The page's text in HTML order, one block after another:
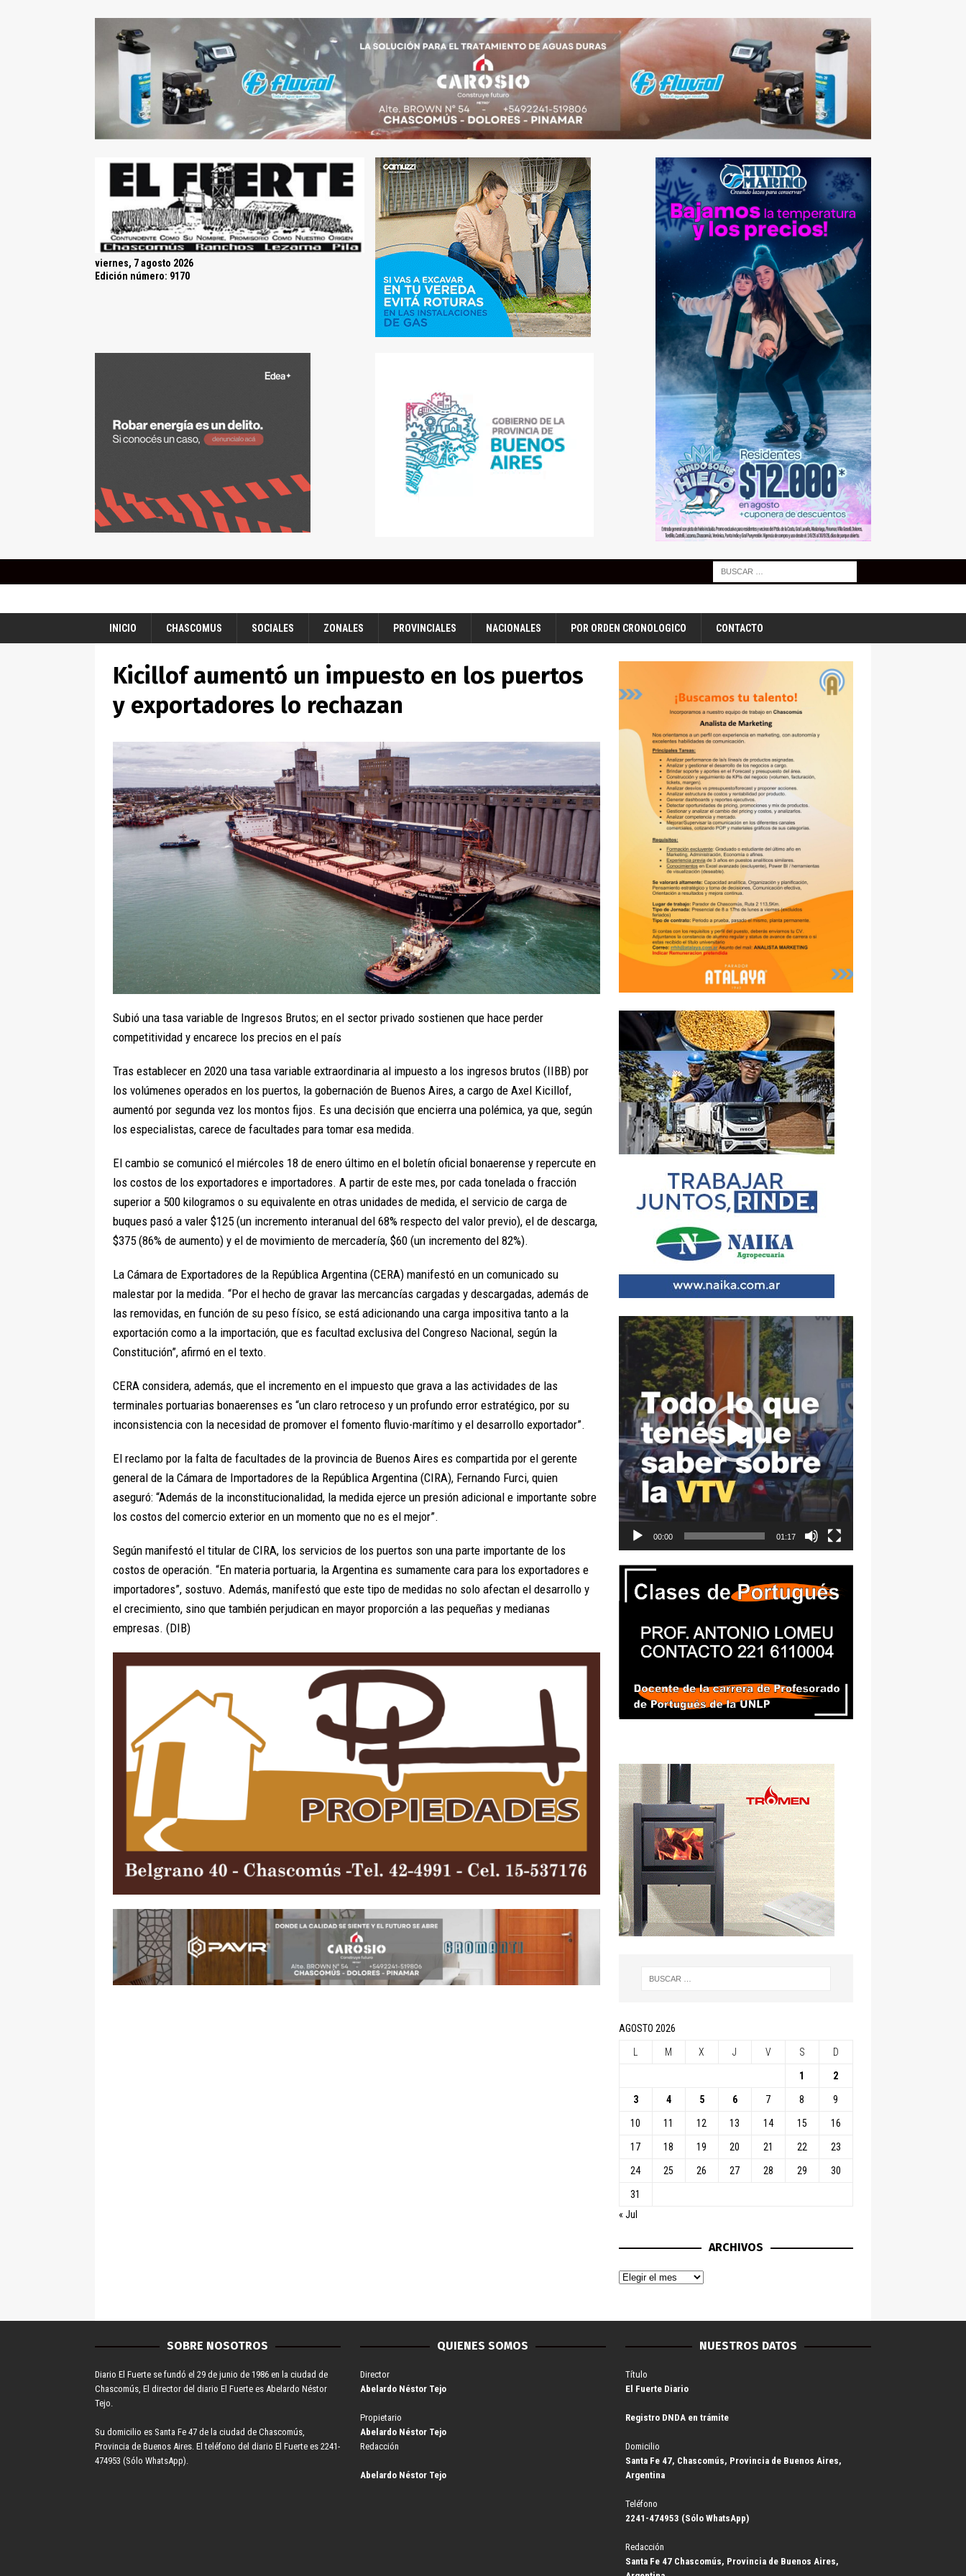
viernes, 7 agosto 2026
Edición número: 9170
INICIO CHASCOMUS SOCIALES ZONALES PROVINCIALES NACIONALES POR ORDEN CRONOLOGICO CONTACTO
Kicillof aumentó un impuesto en los puertos
y exportadores lo rechazan
Subió una tasa variable de Ingresos Brutos; en el sector privado sostienen que hace perder
competitividad y encarece los precios en el país
Tras establecer en 2020 una tasa variable extraordinaria al impuesto a los ingresos brutos (IIBB) por
los volúmenes operados en los puertos, la gobernación de Buenos Aires, a cargo de Axel Kicillof,
aumentó por segunda vez los montos fijos. Es una decisión que encierra una polémica, ya que, según
los especialistas, carece de facultades para tomar esa medida.
El cambio se comunicó el miércoles 18 de enero último en el boletín oficial bonaerense y repercute en
los costos de los exportadores e importadores. A partir de este mes, por cada tonelada o fracción
superior a 500 kilogramos o su equivalente en otras unidades de medida, el servicio de carga de
buques pasó a valer $125 (un incremento interanual del 68% respecto del valor previo), el de descarga,
$375 (86% de aumento) y el de movimiento de mercadería, $60 (un incremento del 82%).
La Cámara de Exportadores de la República Argentina (CERA) manifestó en un comunicado su
malestar por la medida. “Por el hecho de gravar las mercancías cargadas y descargadas, además de
las removidas, en función de su peso físico, se está adicionando una carga impositiva tanto a la
exportación como a la importación, que es facultad exclusiva del Congreso Nacional, según la
Constitución”, afirmó en el texto.
CERA considera, además, que el incremento en el impuesto que grava a las actividades de las
terminales portuarias bonaerenses es “un claro retroceso y un profundo error estratégico, por su
inconsistencia con la necesidad de promover el fomento fluvio-marítimo y el desarrollo exportador”.
El reclamo por la falta de facultades de la provincia de Buenos Aires es compartida por el gerente
general de la Cámara de Importadores de la República Argentina (CIRA), Fernando Furci, quien
aseguró: “Además de la inconstitucionalidad, la medida ejerce un presión adicional e importante sobre
los costos del comercio exterior en un momento que no es el mejor”.
Según manifestó el titular de CIRA, los servicios de los puertos son una parte importante de los
costos de operación. “En materia portuaria, la Argentina es sumamente cara para los exportadores e
importadores”, sostuvo. Además, manifestó que este tipo de medidas no solo afectan el desarrollo y
el crecimiento, sino que también perjudican en mayor proporción a las pequeñas y medianas
empresas. (DIB)
Reproductor
de
00:00 01:17
AGOSTO 2026
M X J V S D
1 2
3 4 5 6 7 8 9
10 11 12 13 14 15 16
17 18 19 20 21 22 23
24 25 26 27 28 29 30
31
« Jul
ARCHIVOS
SOBRE NOSOTROS
Diario El Fuerte se fundó el 29 de junio de 1986 en la ciudad de
Chascomús, El director del diario El Fuerte es Abelardo Néstor
Tejo.
Su domicilio es Santa Fe 47 de la ciudad de Chascomús,
Provincia de Buenos Aires. El teléfono del diario El Fuerte es 2241-
474953 (Sólo WhatsApp).
QUIENES SOMOS
Director
Abelardo Néstor Tejo
Propietario
Abelardo Néstor Tejo
Redacción
Abelardo Néstor Tejo
NUESTROS DATOS
Título
El Fuerte Diario
Registro DNDA en trámite
Domicilio
Santa Fe 47, Chascomús, Provincia de Buenos Aires,
Argentina
Teléfono
2241-474953 (Sólo WhatsApp)
Redacción
Santa Fe 47 Chascomús, Provincia de Buenos Aires,